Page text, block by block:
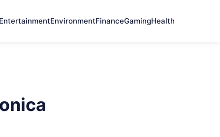
EntertainmentEnvironmentFinanceGamingHealth